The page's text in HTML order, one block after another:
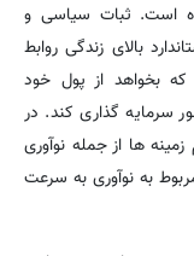
است. ثبات سیاسی و
بالای زندگی روابط
بخواهد از پول خود
سرمایه گذاری کند. در
ها از جمله نوآوری
به نوآوری به سرعت